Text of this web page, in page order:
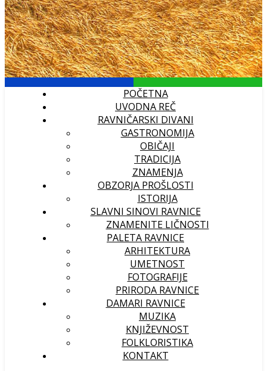
POČETNA
UVODNA REČ
RAVNIČARSKI DIVANI
GASTRONOMIJA
OBIČAJI
TRADICIJA
ZNAMENJA
OBZORJA PROŠLOSTI
ISTORIJA
SLAVNI SINOVI RAVNICE
ZNAMENITE LIČNOSTI
PALETA RAVNICE
ARHITEKTURA
UMETNOST
FOTOGRAFIJE
PRIRODA RAVNICE
DAMARI RAVNICE
MUZIKA
KNJIŽEVNOST
FOLKLORISTIKA
KONTAKT